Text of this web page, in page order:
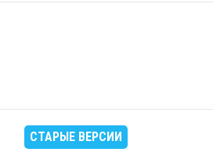
СТАРЫЕ ВЕРСИИ